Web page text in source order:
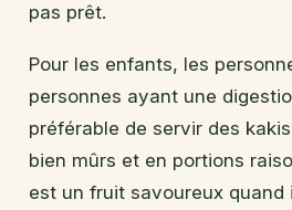
pas prêt.
Pour les enfants, les
personnes ayant une
préférable de servir des
bien mûrs et en portions
est un fruit savoureux quand